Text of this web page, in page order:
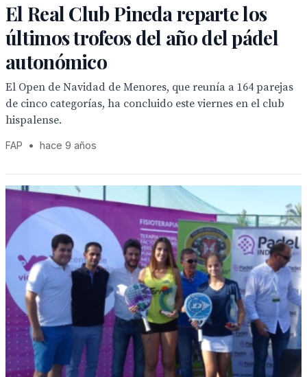
El Real Club Pineda reparte los
últimos trofeos del año del pádel
autonómico
El Open de Navidad de Menores, que reunía a 164 parejas
de cinco categorías, ha concluido este viernes en el club
hispalense.
FAP • hace 9 años